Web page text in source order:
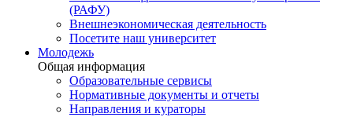
(РАФУ)
Внешнеэкономическая деятельность
Посетите наш университет
Молодежь
Общая информация
Образовательные сервисы
Нормативные документы и отчеты
Направления и кураторы